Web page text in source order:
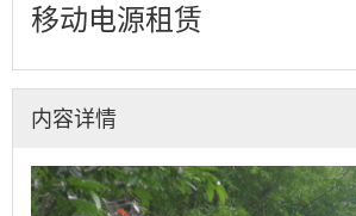
移动电源租赁
内容详情